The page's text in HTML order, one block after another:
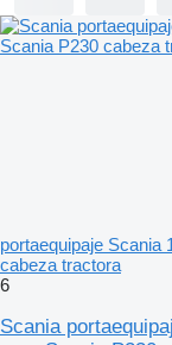
portaequipaje Scania
cabeza tractora
6
Scania